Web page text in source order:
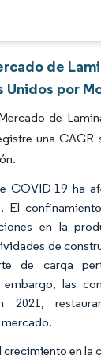
de
Unidos por
de
una CAGR
COVID-19 ha
El
en la
de
de carga
las
2021,
crecimiento en la